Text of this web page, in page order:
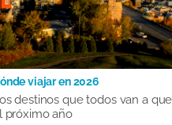
viajar en 2026
destinos que todos van a
próximo año